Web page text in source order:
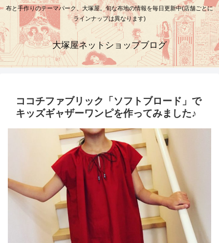
布と手作りのテーマパーク、大塚屋。旬な布地の情報を毎日更新中(店舗ごとに
ラインナップは異なります)
大塚屋ネットショップブログ
ココチファブリック「ソフトブロード」で
キッズギャザーワンピを作ってみました♪